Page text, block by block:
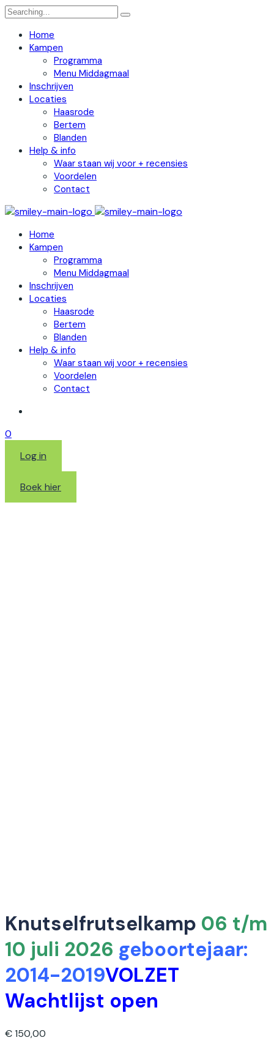
Search
Home
Kampen
Programma
Menu Middagmaal
Inschrijven
Locaties
Haasrode
Bertem
Blanden
Help & info
Waar staan wij voor + recensies
Voordelen
Contact
Home
Kampen
Programma
Menu Middagmaal
Inschrijven
Locaties
Haasrode
Bertem
Blanden
Help & info
Waar staan wij voor + recensies
Voordelen
Contact
0
Log in
Boek hier
Knutselfrutselkamp 06 t/m
10 juli 2026 geboortejaar:
2014-2019VOLZET
Wachtlijst open
€150,00